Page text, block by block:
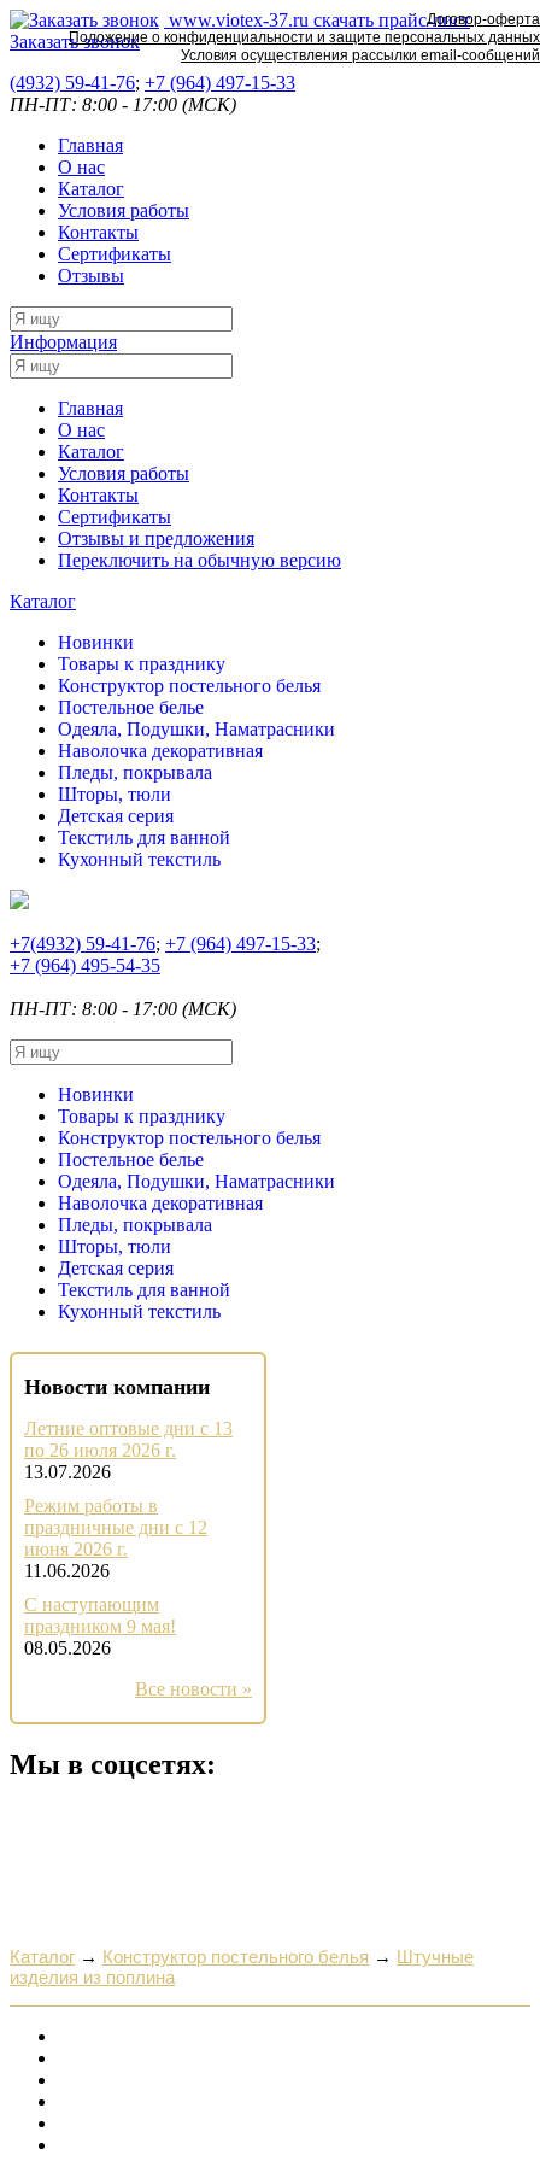
www.viotex-37.ru скачать прайс-лист
Заказать звонок
(4932) 59-41-76; +7 (964) 497-15-33
ПН-ПТ: 8:00 - 17:00 (МСК)
Главная
О нас
Каталог
Условия работы
Контакты
Сертификаты
Отзывы
Информация
Главная
О нас
Каталог
Условия работы
Контакты
Сертификаты
Отзывы и предложения
Переключить на обычную версию
Каталог
Новинки
Товары к празднику
Конструктор постельного белья
Постельное белье
Одеяла, Подушки, Наматрасники
Наволочка декоративная
Пледы, покрывала
Шторы, тюли
Детская серия
Текстиль для ванной
Кухонный текстиль
+7(4932) 59-41-76; +7 (964) 497-15-33;
+7 (964) 495-54-35
ПН-ПТ: 8:00 - 17:00 (МСК)
Новинки
Товары к празднику
Конструктор постельного белья
Постельное белье
Одеяла, Подушки, Наматрасники
Наволочка декоративная
Пледы, покрывала
Шторы, тюли
Детская серия
Текстиль для ванной
Кухонный текстиль
Новости компании
Летние оптовые дни с 13
по 26 июля 2026 г.
13.07.2026
Режим работы в
праздничные дни с 12
июня 2026 г.
11.06.2026
С наступающим
праздником 9 мая!
08.05.2026
Все новости »
Мы в соцсетях:
Каталог → Конструктор постельного белья → Штучные
изделия из поплина
Договор-оферта
Положение о конфиденциальности и защите персональных данных
Условия осуществления рассылки email-сообщений